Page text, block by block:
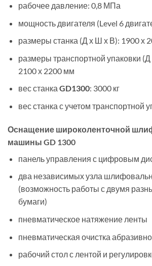
рабочее давление: 0,8 МПа
мощность двигателя (Level 6
размеры станка (Д х Ш х В): 1900 х
размеры транспортной упаковки
2100 х 2200 мм
вес станка GD1300: 3000 кг
вес станка с учетом транспортной
Оснащение широколенточной
машины GD 1300
панель управления с цифровым
два независимых узла
(возможность работы с двумя
бумаги)
пневматическое натяжение ленты
пневматическая очистка
рабочий стол с лентой и